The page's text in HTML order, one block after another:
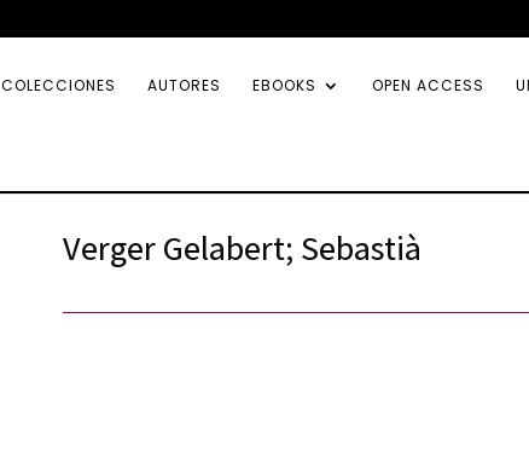
COLECCIONES AUTORES EBOOKS OPEN ACCESS
Verger Gelabert; Sebastià